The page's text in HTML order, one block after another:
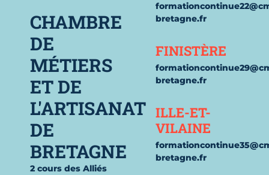
CHAMBRE
DE
MÉTIERS
ET DE
L'ARTISANAT
DE
BRETAGNE
2 cours des Alliés
bretagne.fr
FINISTÈRE
bretagne.fr
ILLE-ET-
VILAINE
bretagne.fr